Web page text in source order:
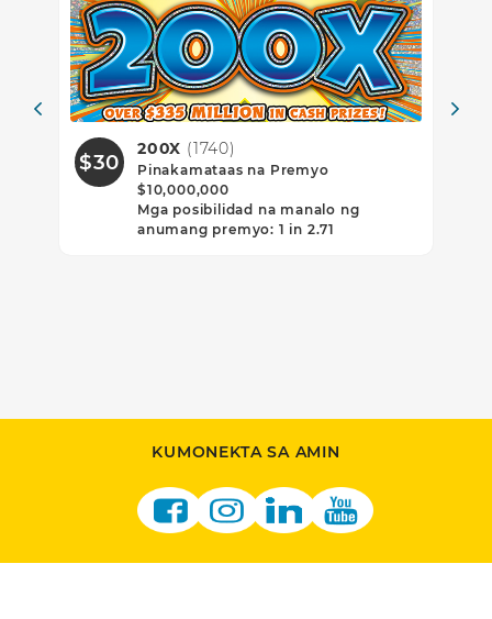
$30
200X (1740)
Pinakamataas na Premyo
$10,000,000
Mga posibilidad na manalo ng
anumang premyo: 1 in 2.71
KUMONEKTA SA AMIN